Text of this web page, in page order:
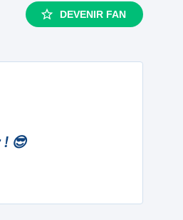
DEVENIR FAN
! 😎